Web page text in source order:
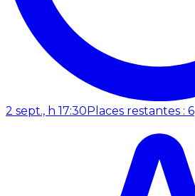
2 sept., h 17:30Places restantes : 6